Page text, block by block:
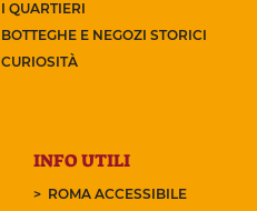
I QUARTIERI
BOTTEGHE E NEGOZI STORICI
CURIOSITÀ
INFO UTILI
ROMA ACCESSIBILE